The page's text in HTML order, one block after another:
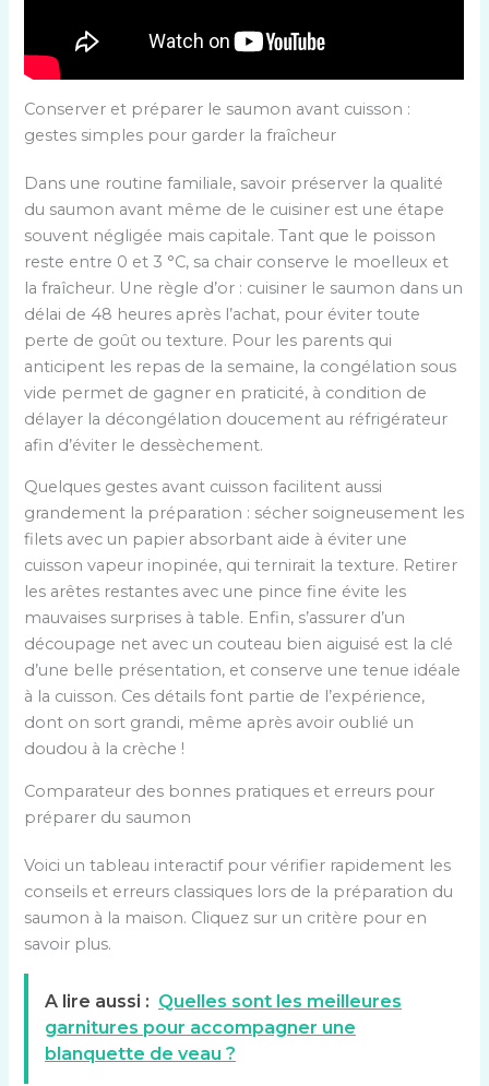
Conserver et préparer le saumon avant cuisson :
gestes simples pour garder la fraîcheur
Dans une routine familiale, savoir préserver la qualité
du saumon avant même de le cuisiner est une étape
souvent négligée mais capitale. Tant que le poisson
reste entre 0 et 3 °C, sa chair conserve le moelleux et
la fraîcheur. Une règle d’or : cuisiner le saumon dans un
délai de 48 heures après l’achat, pour éviter toute
perte de goût ou texture. Pour les parents qui
anticipent les repas de la semaine, la congélation sous
vide permet de gagner en praticité, à condition de
délayer la décongélation doucement au réfrigérateur
afin d’éviter le dessèchement.
Quelques gestes avant cuisson facilitent aussi
grandement la préparation : sécher soigneusement les
filets avec un papier absorbant aide à éviter une
cuisson vapeur inopinée, qui ternirait la texture. Retirer
les arêtes restantes avec une pince fine évite les
mauvaises surprises à table. Enfin, s’assurer d’un
découpage net avec un couteau bien aiguisé est la clé
d’une belle présentation, et conserve une tenue idéale
à la cuisson. Ces détails font partie de l’expérience,
dont on sort grandi, même après avoir oublié un
doudou à la crèche !
Comparateur des bonnes pratiques et erreurs pour
préparer du saumon
Voici un tableau interactif pour vérifier rapidement les
conseils et erreurs classiques lors de la préparation du
saumon à la maison. Cliquez sur un critère pour en
savoir plus.
A lire aussi : Quelles sont les meilleures
garnitures pour accompagner une
blanquette de veau ?